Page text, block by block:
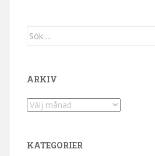
Sök efter:
ARKIV
Arkiv
KATEGORIER